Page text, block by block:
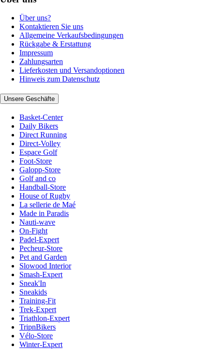
Über uns?
Kontaktieren Sie uns
Allgemeine Verkaufsbedingungen
Rückgabe & Erstattung
Impressum
Zahlungsarten
Lieferkosten und Versandoptionen
Hinweis zum Datenschutz
Unsere Geschäfte
Basket-Center
Daily Bikers
Direct Running
Direct-Volley
Espace Golf
Foot-Store
Galopp-Store
Golf and co
Handball-Store
House of Rugby
La sellerie de Maé
Made in Paradis
Nauti-wave
On-Fight
Padel-Expert
Pecheur-Store
Pet and Garden
Slowood Interior
Smash-Expert
Sneak'In
Sneakids
Training-Fit
Trek-Expert
Triathlon-Expert
TripnBikers
Vélo-Store
Winter-Expert